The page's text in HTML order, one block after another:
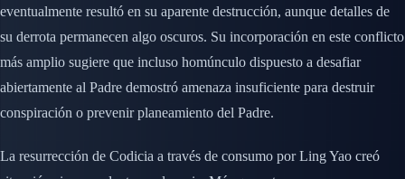
eventualmente resultó en su aparente destrucción, aunque detalles de
su derrota permanecen algo oscuros. Su incorporación en este conflicto
más amplio sugiere que incluso homúnculo dispuesto a desafiar
abiertamente al Padre demostró amenaza insuficiente para destruir
conspiración o prevenir planeamiento del Padre.
La resurrección de Codicia a través de consumo por Ling Yao creó